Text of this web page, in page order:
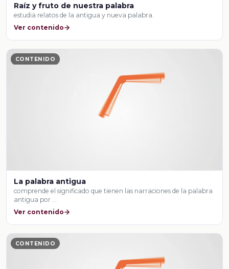
Raíz y fruto de nuestra palabra
estudia relatos de la antigua y nueva palabra.
Ver contenido
CONTENIDO
La palabra antigua
comprende el significado que tienen las narraciones de la palabra
antigua por …
Ver contenido
CONTENIDO